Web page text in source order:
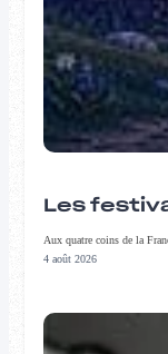
Les
Aux quatre coins de la
4 août 2026